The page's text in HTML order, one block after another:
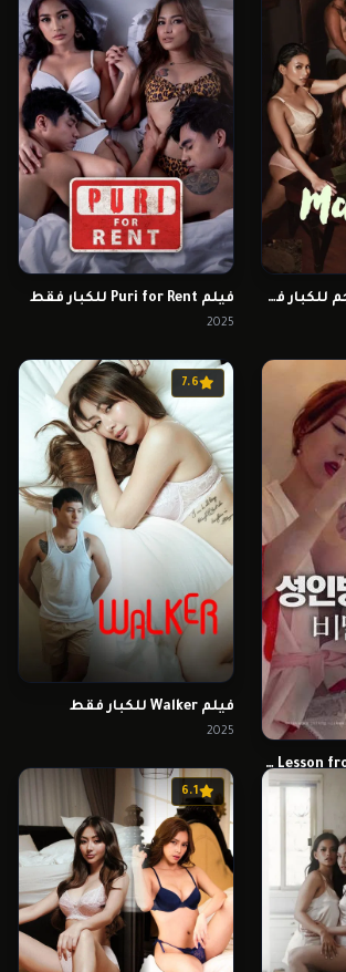
فيلم Malagkit مترجم للكبار فقط فيلم Puri for Rent للكبار فقط
2025
فيلم Secret Private Lesson from an Adult BJ للكبار فقط
7.6
فيلم Walker للكبار فقط
2025
6.1